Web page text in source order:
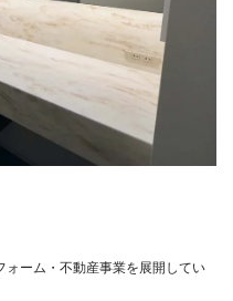
ォーム・不動産事業を展開してい